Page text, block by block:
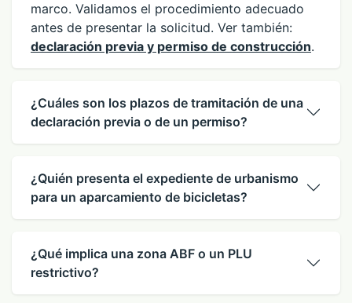
marco. Validamos el procedimiento adecuado
antes de presentar la solicitud. Ver también:
declaración previa y permiso de construcción.
¿Cuáles son los plazos de tramitación de una
declaración previa o de un permiso?
¿Quién presenta el expediente de urbanismo
para un aparcamiento de bicicletas?
¿Qué implica una zona ABF o un PLU
restrictivo?